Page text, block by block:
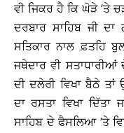
ਵੀ ਜਿਕਰ ਹੈ ਕਿ ਘੋੜੇ ’ਤੇ
ਦਰਬਾਰ ਸਾਹਿਬ ਜੀ
ਸਤਿਕਾਰ ਨਾਲ ਫ਼ਤਹਿ
ਜਥੇਦਾਰ ਵੀ
ਦੀ ਦਲੇਰੀ ਵਿਖਾ ਬੈਠੇ
ਦਾ ਰਸਤਾ ਵਿਖਾ
ਸਾਹਿਬ ਦੇ ਫੈਸਲਿਆ ’ਤੇ